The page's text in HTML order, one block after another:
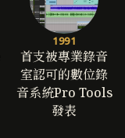
1991
首支被專業錄音
室認可的數位錄
音系統Pro Tools
發表